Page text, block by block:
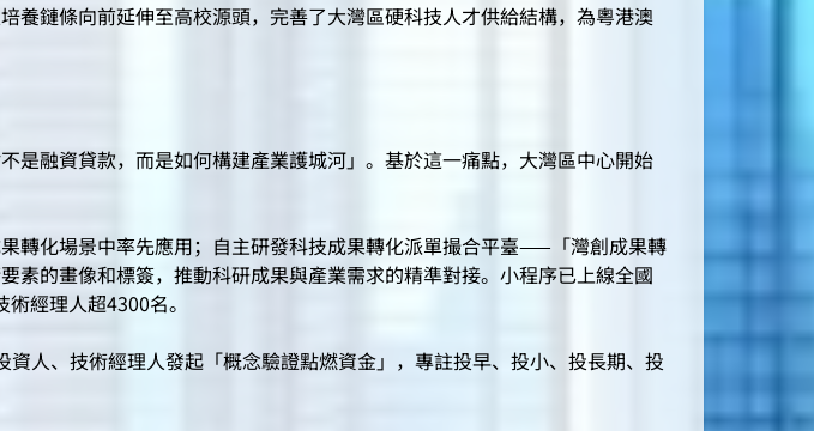
鏈條向前延伸至高校源頭，完善了大灣區硬科技人才供給結構，為粵港澳
融資貸款，而是如何構建產業護城河」。基於這一痛點，大灣區中心開始
化場景中率先應用；自主研發科技成果轉化派單撮合平臺——「灣創成果轉
的畫像和標簽，推動科研成果與產業需求的精準對接。小程序已上線全國
經理人超4300名。
、技術經理人發起「概念驗證點燃資金」，專註投早、投小、投長期、投